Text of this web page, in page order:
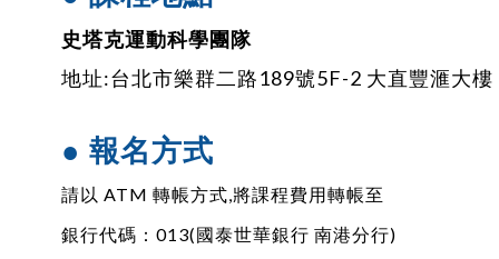
史塔克運動科學團隊
地址:台北市樂群二路189號5F-2 大直豐滙大樓
● 報名方式
請以 ATM 轉帳方式,將課程費用轉帳至
銀行代碼：013(國泰世華銀行 南港分行)